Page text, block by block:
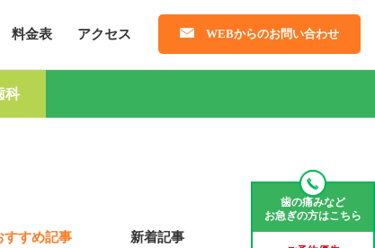
WEBからのお問い合わせ
料金表 アクセス
科
歯の痛みなど
お急ぎの方はこちら
すすめ記事 新着記事